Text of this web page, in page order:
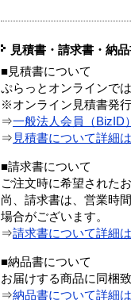
見積書・請求書・納
■見積書について
ぷらっとオンラインで
※オンライン見積書発
⇒一般法人会員（BizID
⇒ 見積書について詳細
■請求書について
ご注文時に希望された
尚、請求書は、営業時
場合がございます。
⇒請求書について詳細
■納品書について
お届けする商品に同梱致
⇒納品書について詳細